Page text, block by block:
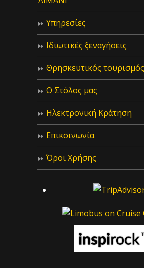
Υπηρεσίες
Ιδιωτικές ξεναγήσεις
Θρησκευτικός τουρισμός
Ο Στόλος μας
Ηλεκτρονική Κράτηση
Επικοινωνία
Όροι Χρήσης